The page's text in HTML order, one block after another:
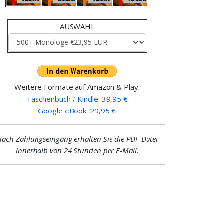
AUSWAHL
Weitere Formate auf Amazon & Play:
Taschenbuch / Kindle: 39,95 €
Google eBook: 29,95 €
Zahlungseingang erhalten Sie die PDF-Datei
innerhalb von 24 Stunden per E-Mail.